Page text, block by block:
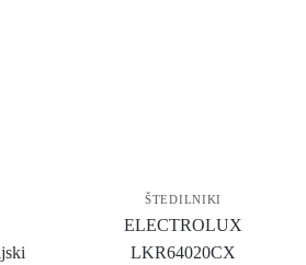
ŠTEDILNIKI
ELECTROLUX
LKR64020CX